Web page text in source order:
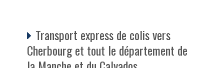
Transport express de colis vers
Cherbourg et tout le département de